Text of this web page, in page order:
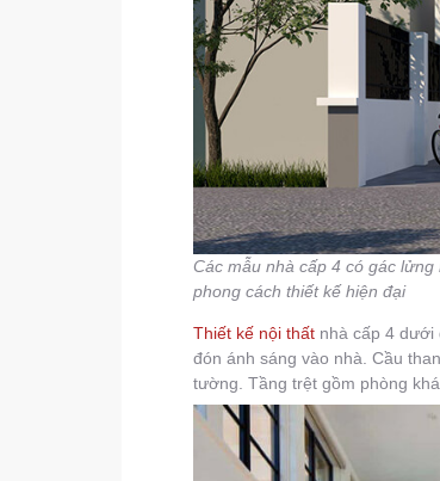
Các mẫu nhà cấp 4 có gác
phong cách thiết kế hiện đại
Thiết kế nội thất nhà cấp 4 dưới
đón ánh sáng vào nhà. Cầu
tường. Tầng trệt gồm phòng